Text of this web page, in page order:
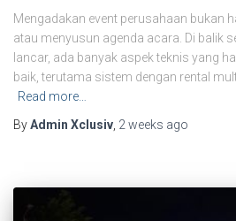
Mengadakan event perusahaan bukan
atau menyusun agenda acara. Di balik
lancar, ada banyak aspek teknis yang
baik, terutama sistem dengan rental
Read more…
ByAdmin Xclusiv 2 weeks ago